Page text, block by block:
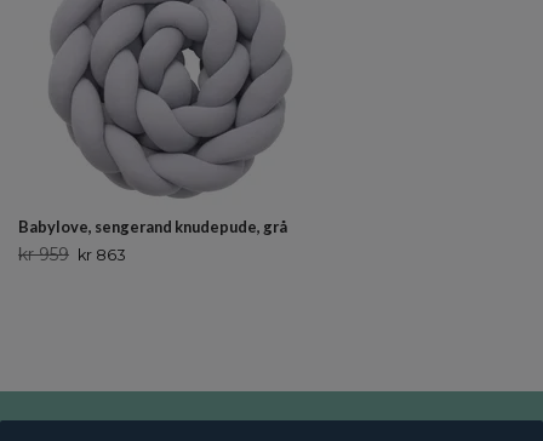
Babylove, sengerand knudepude, grå
kr 959 kr 863